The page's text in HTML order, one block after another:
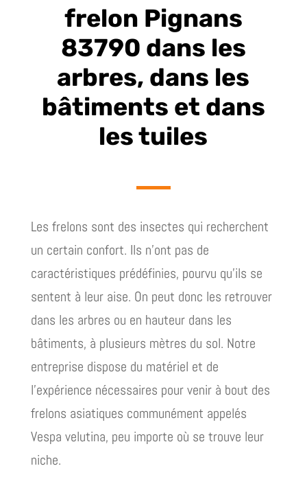
frelon Pignans
83790 dans les
arbres, dans les
bâtiments et dans
les tuiles
Les frelons sont des insectes qui recherchent
un certain confort. Ils n’ont pas de
caractéristiques prédéfinies, pourvu qu’ils se
sentent à leur aise. On peut donc les retrouver
dans les arbres ou en hauteur dans les
bâtiments, à plusieurs mètres du sol. Notre
entreprise dispose du matériel et de
l’expérience nécessaires pour venir à bout des
frelons asiatiques communément appelés
Vespa velutina, peu importe où se trouve leur
niche.